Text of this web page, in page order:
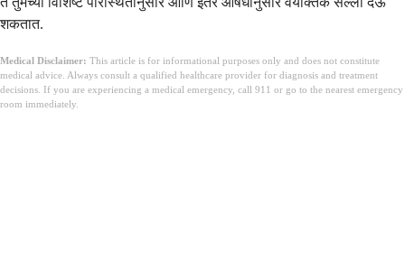
शकतात.
Medical Disclaimer: This article is for informational purposes only and does not constitute
medical advice. Always consult a qualified healthcare provider for diagnosis and treatment
decisions. If you are experiencing a medical emergency, call 911 or go to the nearest emergency
room immediately.